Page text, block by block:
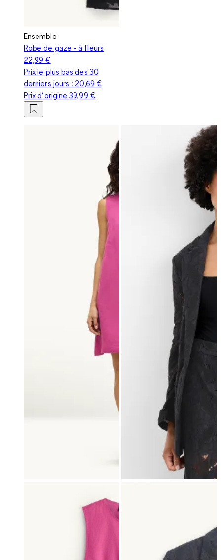
Ensemble
Robe de gaze - à fleurs
22,99 €
Prix le plus bas des 30
derniers jours : 20,69 €
Prix d‘origine39,99 €